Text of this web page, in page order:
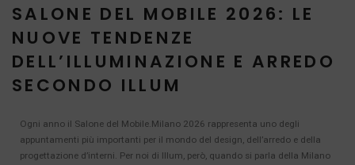
SALONE DEL MOBILE 2026: LE
NUOVE TENDENZE
DELL’ILLUMINAZIONE E ARREDO
SECONDO ILLUM
Ogni anno il Salone del Mobile.Milano 2026 rappresenta uno degli
appuntamenti più importanti per il mondo del design, dell’arredo e della
progettazione d’interni. Per noi di Illum, però, quando si parla della Milano